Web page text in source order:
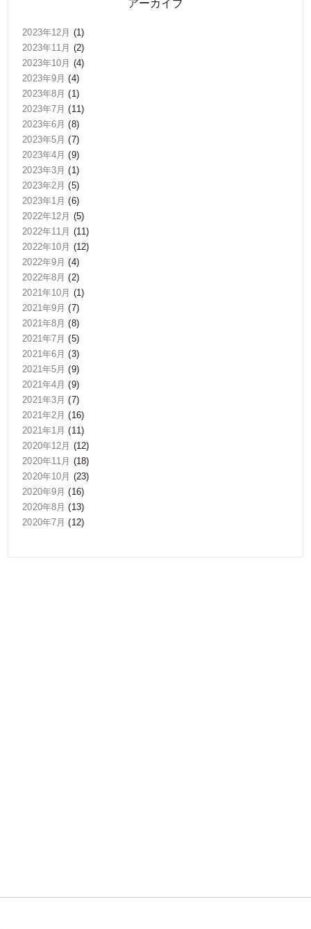
アーカイブ
2023年12月 (1)
2023年11月 (2)
2023年10月 (4)
2023年9月 (4)
2023年8月 (1)
2023年7月 (11)
2023年6月 (8)
2023年5月 (7)
2023年4月 (9)
2023年3月 (1)
2023年2月 (5)
2023年1月 (6)
2022年12月 (5)
2022年11月 (11)
2022年10月 (12)
2022年9月 (4)
2022年8月 (2)
2021年10月 (1)
2021年9月 (7)
2021年8月 (8)
2021年7月 (5)
2021年6月 (3)
2021年5月 (9)
2021年4月 (9)
2021年3月 (7)
2021年2月 (16)
2021年1月 (11)
2020年12月 (12)
2020年11月 (18)
2020年10月 (23)
2020年9月 (16)
2020年8月 (13)
2020年7月 (12)